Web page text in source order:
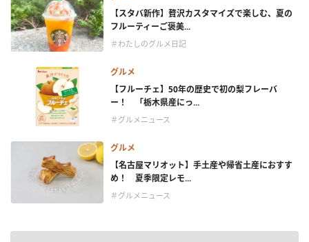
【スタバ新作】贅沢カスタマイズで楽しむ、夏の
フルーティーご褒美...
＃わたしのグルメ日記
グルメ
【フルーチェ】50年の歴史で初の梨フレーバ
ー！ 「栃木県産にっ...
＃グルメニュース
グルメ
【名古屋マリオット】手土産や帰省土産におすす
め！ 夏季限定レモ...
＃グルメニュース